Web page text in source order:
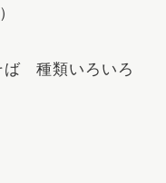
ば 種類いろいろ